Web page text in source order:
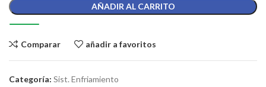
AÑADIR AL CARRITO
Comparar añadir a favoritos
Categoría: Sist. Enfriamiento